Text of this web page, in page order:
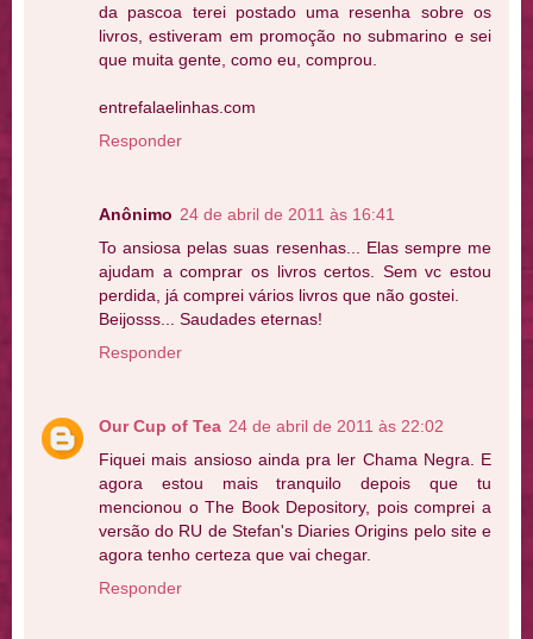
da pascoa terei postado uma resenha sobre os
livros, estiveram em promoção no submarino e sei
que muita gente, como eu, comprou.
entrefalaelinhas.com
Responder
Anônimo 24 de abril de 2011 às 16:41
To ansiosa pelas suas resenhas... Elas sempre me
ajudam a comprar os livros certos. Sem vc estou
perdida, já comprei vários livros que não gostei.
Beijosss... Saudades eternas!
Responder
Our Cup of Tea 24 de abril de 2011 às 22:02
Fiquei mais ansioso ainda pra ler Chama Negra. E
agora estou mais tranquilo depois que tu
mencionou o The Book Depository, pois comprei a
versão do RU de Stefan's Diaries Origins pelo site e
agora tenho certeza que vai chegar.
Responder